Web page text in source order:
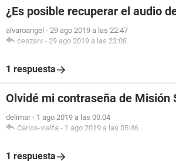
¿Es posible recuperar el audio
alvaroangel - 29 ago 2019 a las 22:47
ceszarv - 29 ago 2019 a las 23:08
1 respuesta
Olvidé mi contraseña de Misión
delimar - 1 ago 2019 a las 00:04
Carlos-vialfa - 1 ago 2019 a las 05:46
1 respuesta